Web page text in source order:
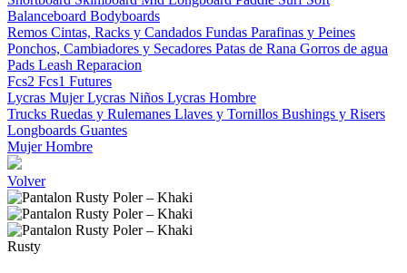
Balanceboard Bodyboards
Remos Cintas, Racks y Candados Fundas Parafinas y Peines
Ponchos, Cambiadores y Secadores Patas de Rana Gorros de agua
Pads Leash Reparacion
Fcs2 Fcs1 Futures
Lycras MujerLycras Niños Lycras Hombre
Trucks Ruedas y Rulemanes Llaves y Tornillos Bushings y Risers
Longboards Guantes
MujerHombre
Volver
Rusty